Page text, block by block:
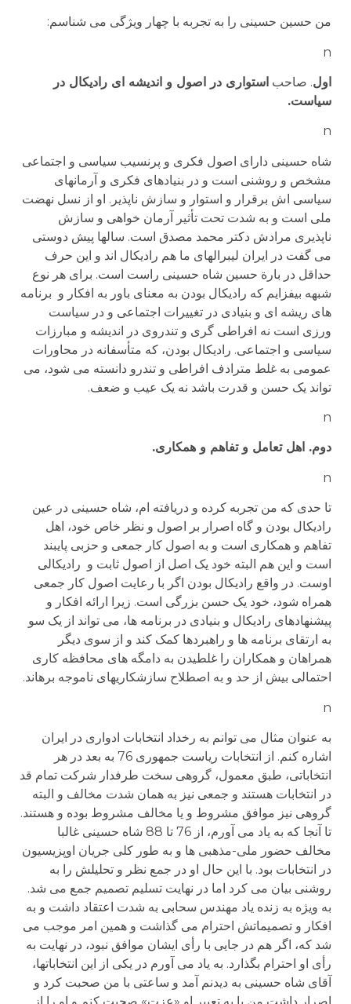
من حسین حسینی را به تجربه با چهار ویژگی می شناسم:
n
اول. صاحب استواری در اصول و اندیشه ای رادیکال در
سیاست.
n
شاه حسینی دارای اصول فکری و پرنسیب سیاسی و اجتماعی
مشخص و روشنی است و در بنیادهای فکری و آرمانهای
سیاسی اش برقرار و استوار و سازش ناپذیر. او از نسل نهضت
ملی است و به شدت تحت تأثیر آرمان خواهی و سازش
ناپذیری مرادش دکتر محمد مصدق است. سالها پیش دوستی
می گفت در ایران لیبرالهای ما هم رادیکال اند و این حرف
حداقل در بارة حسین شاه حسینی راست است. برای هر نوع
شبهه بیفزایم که رادیکال بودن به معنای باور به افکار و برنامه
های ریشه ای و بنیادی در تغییرات اجتماعی و در سیاست
ورزی است نه افراطی گری و تندروی در اندیشه و مبارزات
سیاسی و اجتماعی. رادیکال بودن، که متأسفانه در محاورات
عمومی به غلط مترادف افراطی و تندرو دانسته می شود، می
تواند یک حسن و قدرت باشد نه یک عیب و ضعف.
n
دوم. اهل تعامل و تفاهم و همکاری.
n
تا حدی که من تجربه کرده و دریافته ام، شاه حسینی در عین
رادیکال بودن و گاه اصرار بر اصول و نظر خاص خود، اهل
تفاهم و همکاری است و به اصول کار جمعی و حزبی پایبند
است و این هم البته خود یک اصل از اصول ثابت و رادیکالی
اوست. در واقع رادیکال بودن اگر با رعایت اصول کار جمعی
همراه شود، خود یک حسن بزرگی است. زیرا ارائه افکار و
پیشنهادهای رادیکال و بنیادی در برنامه ها، می تواند از یک سو
به ارتقای برنامه ها و راهبردها کمک کند و از سوی دیگر
همراهان و همکاران را غلطیدن به دامگه های محافظه کاری
احتمالی بیش از حد و به اصطلاح سازشکاریهای ناموجه برهاند.
n
به عنوان مثال می توانم به رخداد انتخابات ادواری در ایران
اشاره کنم. از انتخابات ریاست جمهوری 76 به بعد در هر
انتخاباتی، طبق معمول، گروهی سخت طرفدار شرکت تمام قد
در انتخابات هستند و جمعی نیز به همان شدت مخالف و البته
گروهی نیز موافق مشروط و یا مخالف مشروط بوده و هستند.
تا آنجا که به یاد می آورم، از 76 تا 88 شاه حسینی غالبا
مخالف حضور ملی-مذهبی ها و به طور کلی جریان اوپزیسیون
در انتخابات بود. با این حال او در جمع نظر و تحلیلش را به
روشنی بیان می کرد اما در نهایت تسلیم تصمیم جمع می شد.
به ویژه به زنده یاد مهندس سحابی به شدت اعتقاد داشت و به
افکار و تصمیماتش احترام می گذاشت و همین امر موجب می
شد که، اگر هم در جایی با رأی ایشان موافق نبود، در نهایت به
رأی او احترام بگذارد. به یاد می آورم در یکی از این انتخاباتها،
آقای شاه حسینی به دیدنم آمد و ساعتی با من صحبت کرد و